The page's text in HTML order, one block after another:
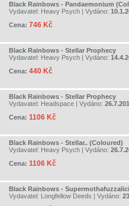
Black Rainbows - Pandaemonium
Vydavatel: Heavy Psych | Vydáno:
Cena: 746 Kč
Black Rainbows - Stellar Prophecy
Vydavatel: Heavy Psych | Vydáno:
Cena: 440 Kč
Black Rainbows - Stellar Prophecy
Vydavatel: Headspace | Vydáno:
Cena: 1106 Kč
Black Rainbows - Stellar.. (Coloured)
Vydavatel: Heavy Psych | Vydáno:
Cena: 1106 Kč
Black Rainbows -
Vydavatel: Longfellow Deeds | Vydáno: